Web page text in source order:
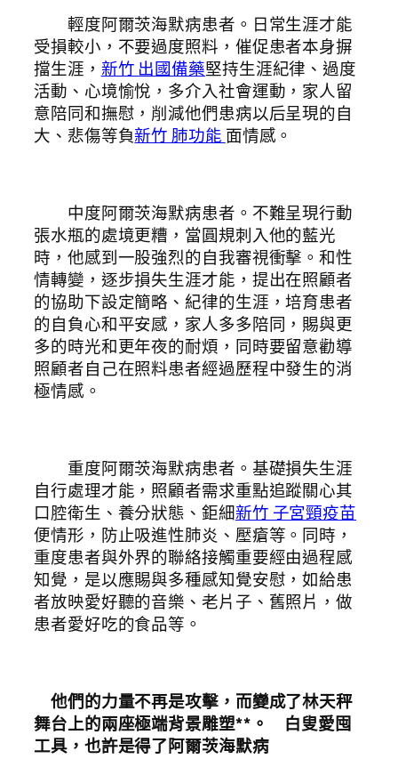
輕度阿爾茨海默病患者。日常生涯才能
受損較小，不要過度照料，催促患者本身摒
擋生涯， 新竹 出國備藥堅持生涯紀律、過度
活動、心境愉悅，多介入社會運動，家人留
意陪同和撫慰，削減他們患病以后呈現的自
大、悲傷等負新竹 肺功能 面情感。
中度阿爾茨海默病患者。不難呈現行動
張水瓶的處境更糟，當圓規刺入他的藍光
時，他感到一股強烈的自我審視衝擊。和性
情轉變，逐步損失生涯才能，提出在照顧者
的協助下設定簡略、紀律的生涯，培育患者
的自負心和平安感，家人多多陪同，賜與更
多的時光和更年夜的耐煩，同時要留意勸導
照顧者自己在照料患者經過歷程中發生的消
極情感。
重度阿爾茨海默病患者。基礎損失生涯
自行處理才能，照顧者需求重點追蹤關心其
口腔衛生、養分狀態、鉅細新竹 子宮頸疫苗
便情形，防止吸進性肺炎、壓瘡等。同時，
重度患者與外界的聯絡接觸重要經由過程感
知覺，是以應賜與多種感知覺安慰，如給患
者放映愛好聽的音樂、老片子、舊照片，做
患者愛好吃的食品等。
他們的力量不再是攻擊，而變成了林天秤
舞台上的兩座極端背景雕塑**。 白叟愛囤
工具，也許是得了阿爾茨海默病